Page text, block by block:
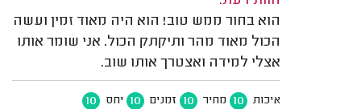
הוא בחור ממש טוב! הוא היה מאוד זמין ועשה
הכול מאוד מהר ותיקתק הכול. אני שומר אותו
אצלי למידה ואצטרך אותו שוב.
איכות 10 מחיר 10 זמנים 10 יחס 10